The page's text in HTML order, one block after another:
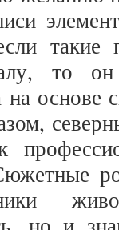
такие
то
на